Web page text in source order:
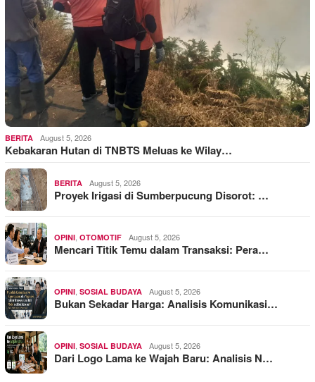
BERITA August 5, 2026
Kebakaran Hutan di TNBTS Meluas ke Wilay…
BERITA August 5, 2026
Proyek Irigasi di Sumberpucung Disorot: …
OPINI OTOMOTIF August 5, 2026
Mencari Titik Temu dalam Transaksi: Pera…
OPINI SOSIAL BUDAYA August 5, 2026
Bukan Sekadar Harga: Analisis Komunikasi…
OPINI SOSIAL BUDAYA August 5, 2026
Dari Logo Lama ke Wajah Baru: Analisis N…